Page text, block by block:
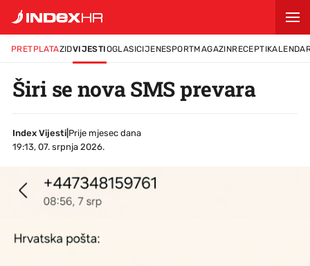
PRETPLATAZIDVIJESTIOGLASICIJENESPORTMAGAZINRECEPTI
Širi se nova SMS prevara
Index Vijesti
Prije mjesec dana
19:13, 07. srpnja 2026.